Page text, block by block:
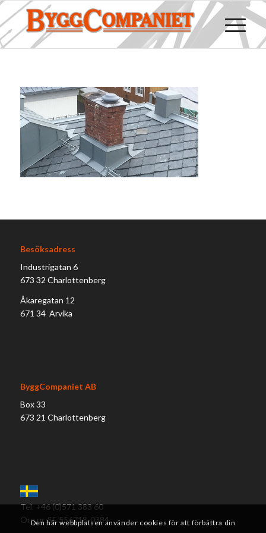
Besöksadress
Industrigatan 6
673 32 Charlottenberg
Åkaregatan 12
671 34 Arvika
ByggCompaniet AB
Box 33
673 21 Charlottenberg
Tel. +46 (0)571 383 60
Org nr. SE 556718-0384
Den här webbplatsen använder cookies för att förbättra din